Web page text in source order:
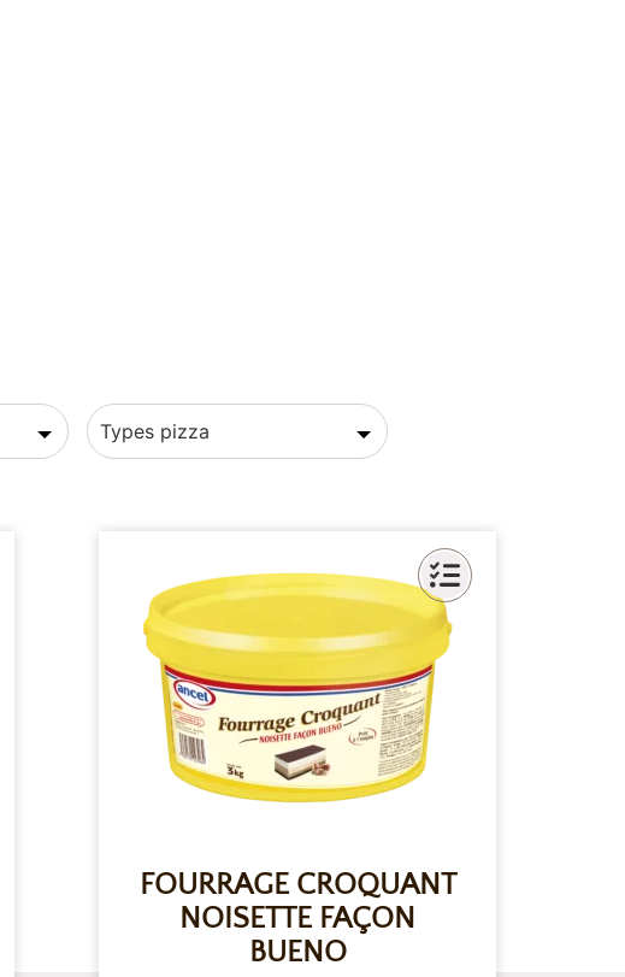
Types pizza
FOURRAGE CROQUANT
NOISETTE FAÇON
BUENO